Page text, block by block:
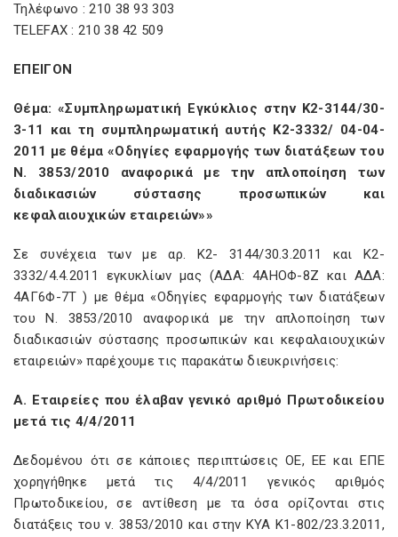
Τηλέφωνο : 210 38 93 303
TELEFAX : 210 38 42 509
ΕΠΕΙΓΟΝ
Θέμα: «Συμπληρωματική Εγκύκλιος στην Κ2-3144/30-
3-11 και τη συμπληρωματική αυτής Κ2-3332/ 04-04-
2011 με θέμα «Οδηγίες εφαρμογής των διατάξεων του
Ν. 3853/2010 αναφορικά με την απλοποίηση των
διαδικασιών σύστασης προσωπικών και
κεφαλαιουχικών εταιρειών»»
Σε συνέχεια των με αρ. Κ2- 3144/30.3.2011 και Κ2-
3332/4.4.2011 εγκυκλίων μας (ΑΔΑ: 4ΑΗΟΦ-8Ζ και ΑΔΑ:
4ΑΓ6Φ-7Τ ) με θέμα «Οδηγίες εφαρμογής των διατάξεων
του Ν. 3853/2010 αναφορικά με την απλοποίηση των
διαδικασιών σύστασης προσωπικών και κεφαλαιουχικών
εταιρειών» παρέχουμε τις παρακάτω διευκρινήσεις:
Α. Εταιρείες που έλαβαν γενικό αριθμό Πρωτοδικείου
μετά τις 4/4/2011
Δεδομένου ότι σε κάποιες περιπτώσεις ΟΕ, ΕΕ και ΕΠΕ
χορηγήθηκε μετά τις 4/4/2011 γενικός αριθμός
Πρωτοδικείου, σε αντίθεση με τα όσα ορίζονται στις
διατάξεις του ν. 3853/2010 και στην ΚΥΑ K1-802/23.3.2011,